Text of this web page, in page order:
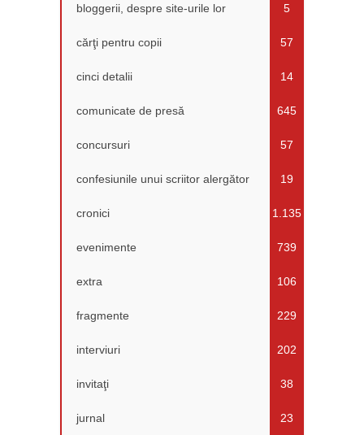
bloggerii, despre site-urile lor 5
cărţi pentru copii 57
cinci detalii 14
comunicate de presă 645
concursuri 57
confesiunile unui scriitor alergător 19
cronici 1.135
evenimente 739
extra 106
fragmente 229
interviuri 202
invitaţi 38
jurnal 23